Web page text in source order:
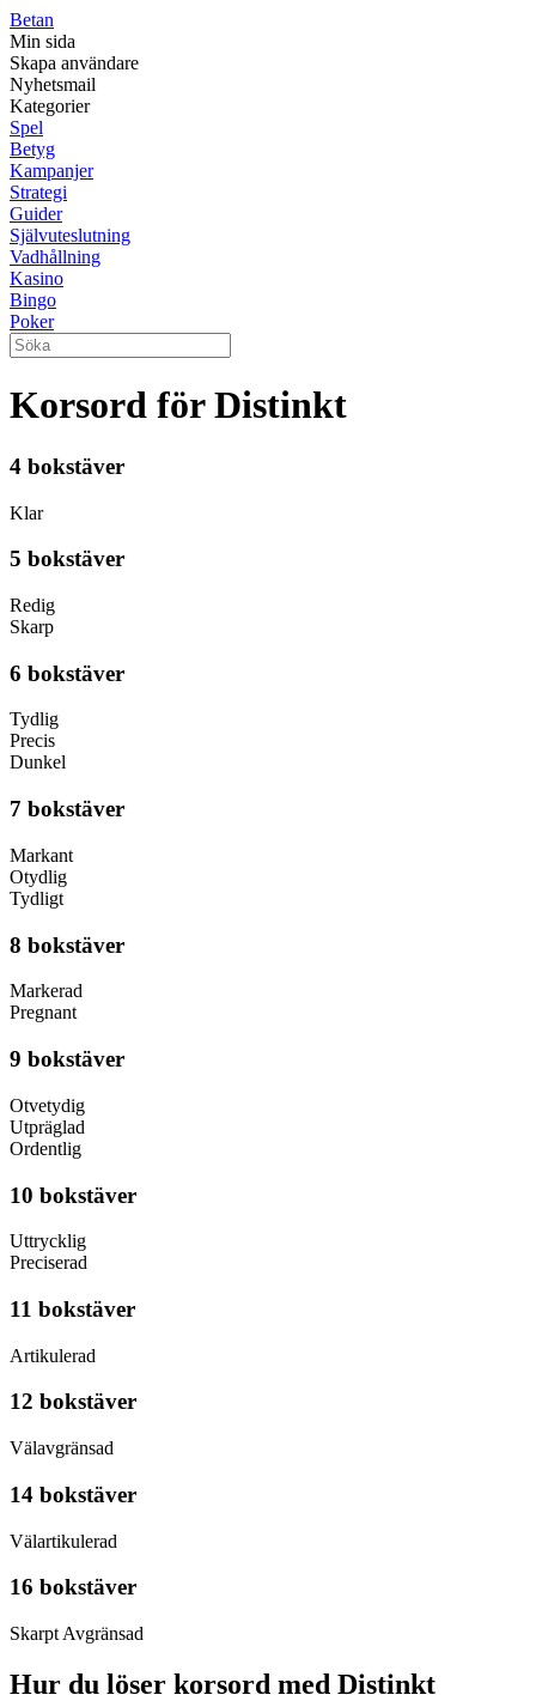
Betan
Min sida
Skapa användare
Nyhetsmail
Kategorier
Spel
Betyg
Kampanjer
Strategi
Guider
Självuteslutning
Vadhållning
Kasino
Bingo
Poker
Korsord för Distinkt
4 bokstäver
Klar
5 bokstäver
Redig
Skarp
6 bokstäver
Tydlig
Precis
Dunkel
7 bokstäver
Markant
Otydlig
Tydligt
8 bokstäver
Markerad
Pregnant
9 bokstäver
Otvetydig
Utpräglad
Ordentlig
10 bokstäver
Uttrycklig
Preciserad
11 bokstäver
Artikulerad
12 bokstäver
Välavgränsad
14 bokstäver
Välartikulerad
16 bokstäver
Skarpt Avgränsad
Hur du löser korsord med Distinkt